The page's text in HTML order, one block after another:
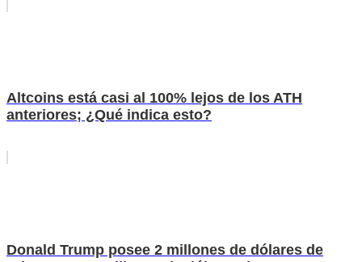
Altcoins está casi al 100% lejos de los ATH
anteriores; ¿Qué indica esto?
Donald Trump posee 2 millones de dólares de